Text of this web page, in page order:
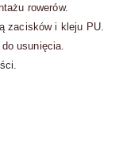
rowerów.
zacisków i kleju PU.
usunięcia.